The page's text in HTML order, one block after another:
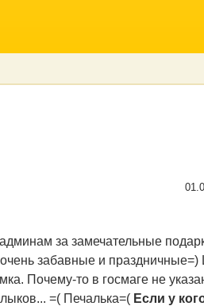
за замечательные
забавные и
Почему-то в госмаге не
=( Печалька=( Если у